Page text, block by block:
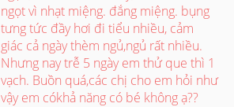
ngọt vì nhạt miệng. đắng miệng. bụng
tưng tức đầy hơi đi tiểu nhiều, cảm
giác cả ngày thèm ngủ,ngủ rất nhiều.
Nhưng nay trễ 5 ngày em thử que thì 1
vạch. Buồn quá,các chị cho em hỏi như
vậy em cókhả năng có bé không ạ??